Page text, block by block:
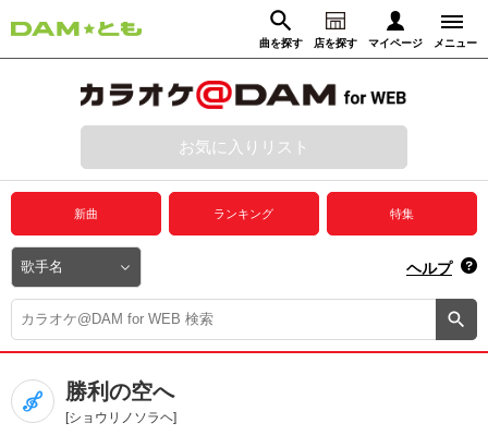
曲を探す 店を探す マイページ メニュー
動画からさがす 録音からさがす
ログイン
プレミアムサービス
DAM★とも動画
DAM★とも録音
カラオケ＠DAM
ユーザー検索
お気に入りリスト
新曲 ランキング 特集
ヘルプ
勝利の空へ
[ショウリノソラヘ]